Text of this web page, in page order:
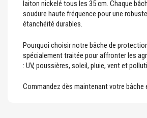
laiton nickelé tous les 35 cm. Chaque
soudure haute fréquence pour une
étanchéité durables.
Pourquoi choisir notre bâche de
spécialement traitée pour affronter les
: UV, poussières, soleil, pluie, vent et
Commandez dès maintenant votre bâche